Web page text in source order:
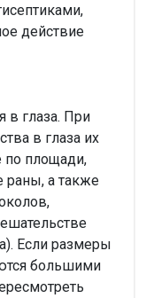
действие
в глаза. При
в глаза их
площади,
раны, а также
Если размеры
большими